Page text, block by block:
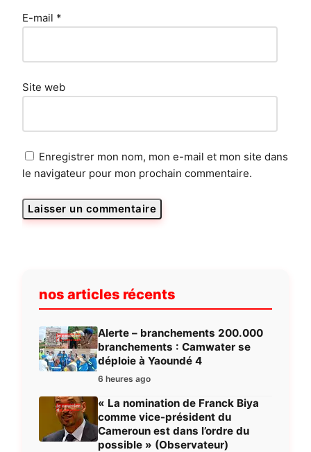
E-mail *
Site web
Enregistrer mon nom, mon e-mail et mon site dans
le navigateur pour mon prochain commentaire.
nos articles récents
Alerte – branchements 200.000
branchements : Camwater se
déploie à Yaoundé 4
6 heures ago
« La nomination de Franck Biya
comme vice-président du
Cameroun est dans l’ordre du
possible » (Observateur)